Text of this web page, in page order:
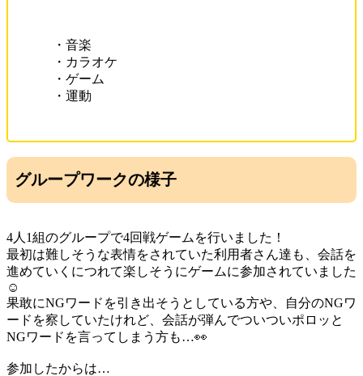
・音楽
・カラオケ
・ゲーム
・運動
グループワークの様子
4人1組のグループで4回戦ゲームを行いました！
最初は難しそうな表情をされていた利用者さん達も、会話を
進めていくにつれて楽しそうにゲームに参加されていました
☺️
果敢にNGワードを引き出そうとしている方や、自分のNGワ
ードを察していたけれど、会話が弾んでついついポロッと
NGワードを言ってしまう方も…👀
参加したからは…